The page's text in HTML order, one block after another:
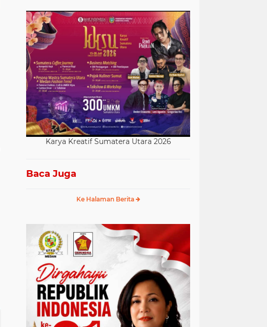
Karya Kreatif Sumatera Utara 2026
Baca Juga
Ke Halaman Berita